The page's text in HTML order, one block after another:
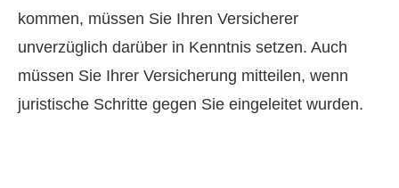
kommen, müssen Sie Ihren Versicherer
unverzüglich darüber in Kenntnis setzen. Auch
müssen Sie Ihrer Versicherung mitteilen, wenn
juristische Schritte gegen Sie eingeleitet wurden.